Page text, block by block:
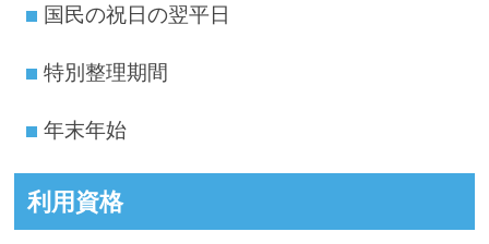
国民の祝日の翌平日
特別整理期間
年末年始
利用資格